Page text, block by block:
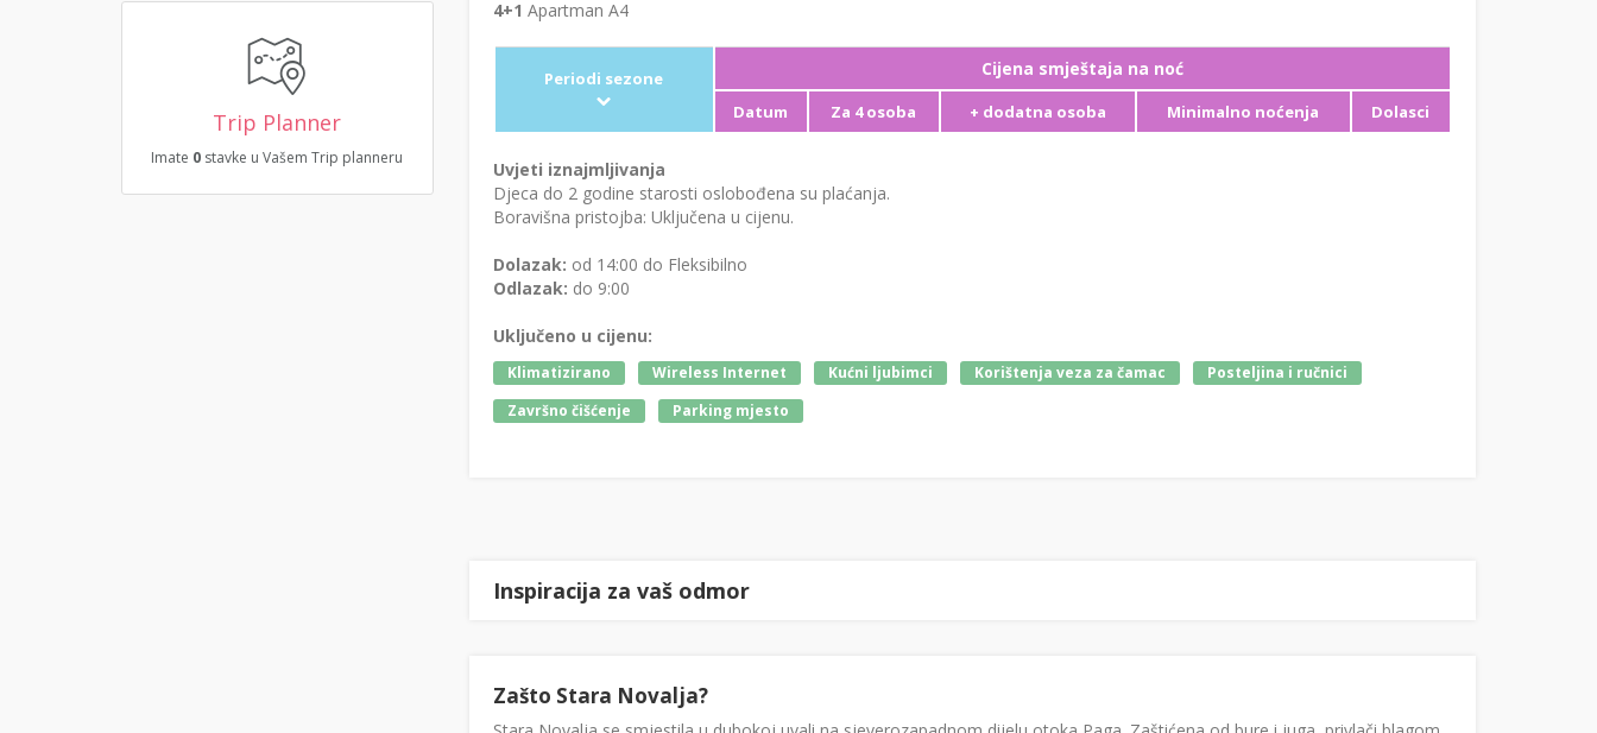
Trip Planner
Imate 0 stavke u Vašem Trip planneru
4+1 Apartman A4
Periodi sezone Cijena smještaja na noć
Datum Za 4 osoba + dodatna osoba Minimalno noćenja Dolasci
Uvjeti iznajmljivanja
Djeca do 2 godine starosti oslobođena su plaćanja.
Boravišna pristojba: Uključena u cijenu.
Dolazak: od 14:00 do Fleksibilno
Odlazak: do 9:00
Uključeno u cijenu:
Klimatizirano Wireless Internet Kućni ljubimci Korištenja veza za čamac
Posteljina i ručnici
Završno čišćenje
Parking mjesto
Inspiracija za vaš odmor
Zašto Stara Novalja?